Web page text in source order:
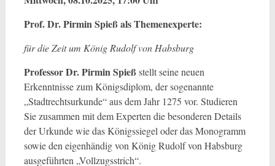
Prof. Dr. Pirmin Spieß als Themenexperte:
für die Zeit um König Rudolf von Habsburg
Professor Dr. Pirmin Spießstellt seine neuen
Erkenntnisse zum Königsdiplom, der sogenannte
„Stadtrechtsurkunde“ aus dem Jahr 1275 vor. Studieren
Sie zusammen mit dem Experten die besonderen Details
der Urkunde wie das Königssiegel oder das Monogramm
sowie den eigenhändig von König Rudolf von Habsburg
ausgeführten „Vollzugsstrich“.